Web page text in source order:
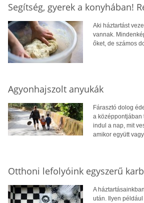
Segítség, gyerek a konyhában!
Aki háztartást
vannak.
őket, de számos
Agyonhajszolt anyukák
Fárasztó dolog
a középpontjában
indul a nap, mit
amikor együtt
Otthoni lefolyóink egyszerű
A
után. Ilyen